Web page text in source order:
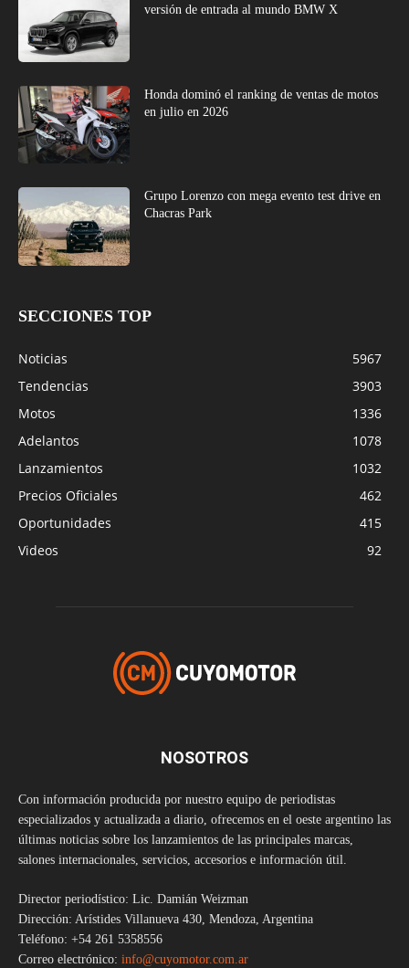
versión de entrada al mundo BMW X
Honda dominó el ranking de ventas de motos
en julio en 2026
Grupo Lorenzo con mega evento test drive en
Chacras Park
SECCIONES TOP
Noticias
5967
Tendencias
3903
Motos
1336
Adelantos
1078
Lanzamientos
1032
Precios Oficiales
462
Oportunidades
415
Videos
92
NOSOTROS
Con información producida por nuestro equipo de periodistas
especializados y actualizada a diario, ofrecemos en el oeste argentino las
últimas noticias sobre los lanzamientos de las principales marcas,
salones internacionales, servicios, accesorios e información útil.
Director periodístico: Lic. Damián Weizman
Dirección: Arístides Villanueva 430, Mendoza, Argentina
Teléfono: +54 261 5358556
Correo electrónico: info@cuyomotor.com.ar